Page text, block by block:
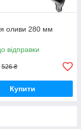
оливи 280 мм
відправки
526 ₴
Купити